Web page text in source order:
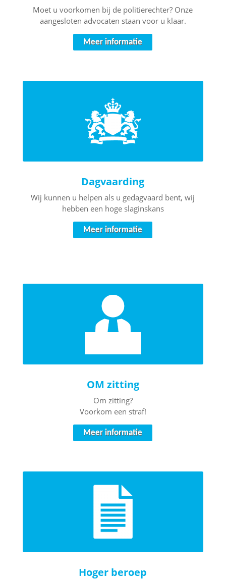
Moet u voorkomen bij de politierechter? Onze
aangesloten advocaten staan voor u klaar.
Meer informatie
Dagvaarding
Wij kunnen u helpen als u gedagvaard bent, wij
hebben een hoge slaginskans
Meer informatie
OM zitting
Om zitting?
Voorkom een straf!
Meer informatie
Hoger beroep